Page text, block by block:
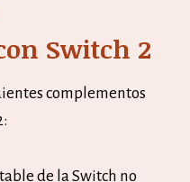
Switch 2
complementos
de la Switch no